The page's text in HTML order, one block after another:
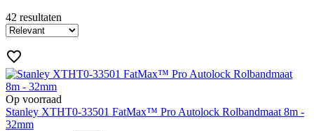
42 resultaten
Op voorraad
Stanley XTHT0-33501 FatMax™ Pro Autolock Rolbandmaat 8m -
32mm